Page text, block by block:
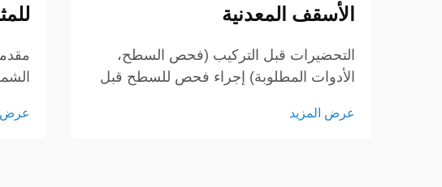
الأسقف المعدنية
التحضيرات قبل التركيب (فحص السطح،
الأدوات المطلوبة) إجراء فحص للسطح قبل
معدني، يجب فحص السطح بعناية. يجب على
عرض المزيد عرض